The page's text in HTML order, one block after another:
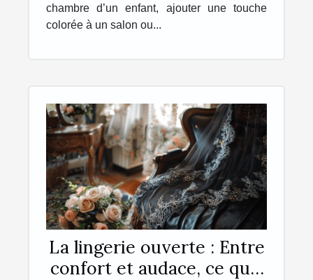
chambre d’un enfant, ajouter une touche
colorée à un salon ou...
La lingerie ouverte : Entre
confort et audace, ce qu'il